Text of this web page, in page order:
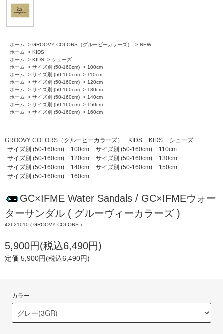
ホーム > GROOVY COLORS（グルービーカラーズ） > NEW
ホーム
> KIDS
ホーム
> KIDS > シューズ
ホーム
> サイズ別 (50-160cm) > 100cm
ホーム
> サイズ別 (50-160cm) > 110cm
ホーム
> サイズ別 (50-160cm) > 120cm
ホーム
> サイズ別 (50-160cm) > 130cm
ホーム
> サイズ別 (50-160cm) > 140cm
ホーム
> サイズ別 (50-160cm) > 150cm
ホーム
> サイズ別 (50-160cm) > 160cm
GROOVY COLORS（グルービーカラーズ） KIDS KIDS
シューズ
サイズ別 (50-160cm)
100cm サイズ別 (50-160cm)
110cm
サイズ別 (50-160cm)
120cm サイズ別 (50-160cm)
130cm
サイズ別 (50-160cm)
140cm サイズ別 (50-160cm)
150cm
サイズ別 (50-160cm)
160cm
GC×IFME Water Sandals / GC×IFMEウォー
ターサンダル ( グルーヴィーカラーズ )
42621010 ( GROOVY COLORS )
5,900円(税込6,490円)
定価 5,900円(税込6,490円)
カラー